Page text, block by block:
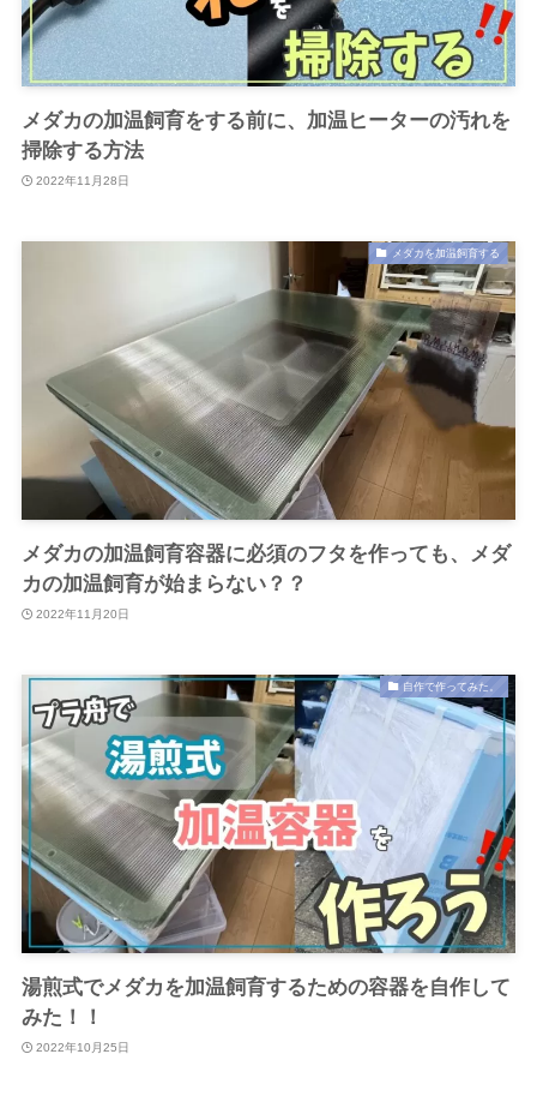
メダカの加温飼育をする前に、加温ヒーターの汚れを
掃除する方法
2022年11月28日
メダカを加温飼育する
メダカの加温飼育容器に必須のフタを作っても、メダ
カの加温飼育が始まらない？？
2022年11月20日
自作で作ってみた。
湯煎式でメダカを加温飼育するための容器を自作して
みた！！
2022年10月25日